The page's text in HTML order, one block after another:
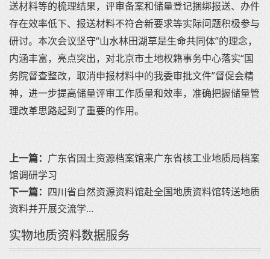
送材料等的梳理结果，评审备案和储量登记捆绑报送、办件
存在效率低下、报送材料不符合新要求等实际问题积极参与
研讨。本次会议坚守“山水林田湖草是生命共同体”的理念，
内涵丰富，亮点突出，对北京市土地权籍事务中心落实“国
务院督查整改，取消申报材料中的我委审批文件”督促会精
神，进一步提高储量评审工作质量和效率，准确把握储量管
理改革思路起到了重要的作用。
上一篇： 广东省国土资源档案馆来广东省核工业地质局档案
馆调研学习
下一篇： 四川省自然资源资料馆赴全国地质资料馆转送地质
资料并开展交流学...
实物地质资料数据服务